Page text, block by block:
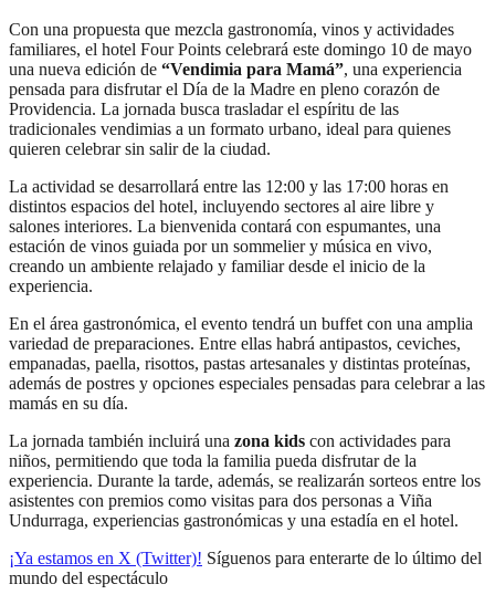
Con una propuesta que mezcla gastronomía, vinos y actividades
familiares, el hotel Four Points celebrará este domingo 10 de mayo
una nueva edición de “Vendimia para Mamá”, una experiencia
pensada para disfrutar el Día de la Madre en pleno corazón de
Providencia. La jornada busca trasladar el espíritu de las
tradicionales vendimias a un formato urbano, ideal para quienes
quieren celebrar sin salir de la ciudad.
La actividad se desarrollará entre las 12:00 y las 17:00 horas en
distintos espacios del hotel, incluyendo sectores al aire libre y
salones interiores. La bienvenida contará con espumantes, una
estación de vinos guiada por un sommelier y música en vivo,
creando un ambiente relajado y familiar desde el inicio de la
experiencia.
En el área gastronómica, el evento tendrá un buffet con una amplia
variedad de preparaciones. Entre ellas habrá antipastos, ceviches,
empanadas, paella, risottos, pastas artesanales y distintas proteínas,
además de postres y opciones especiales pensadas para celebrar a las
mamás en su día.
La jornada también incluirá una zona kids con actividades para
niños, permitiendo que toda la familia pueda disfrutar de la
experiencia. Durante la tarde, además, se realizarán sorteos entre los
asistentes con premios como visitas para dos personas a Viña
Undurraga, experiencias gastronómicas y una estadía en el hotel.
¡Ya estamos en X (Twitter)! Síguenos para enterarte de lo último del
mundo del espectáculo